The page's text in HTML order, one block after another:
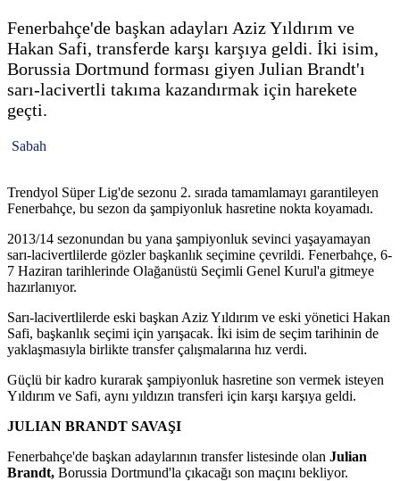
Fenerbahçe'de başkan adayları Aziz Yıldırım ve
Hakan Safi, transferde karşı karşıya geldi. İki isim,
Borussia Dortmund forması giyen Julian Brandt'ı
sarı-lacivertli takıma kazandırmak için harekete
geçti.
Sabah
Trendyol Süper Lig'de sezonu 2. sırada tamamlamayı garantileyen
Fenerbahçe, bu sezon da şampiyonluk hasretine nokta koyamadı.
2013/14 sezonundan bu yana şampiyonluk sevinci yaşayamayan
sarı-lacivertlilerde gözler başkanlık seçimine çevrildi. Fenerbahçe, 6-
7 Haziran tarihlerinde Olağanüstü Seçimli Genel Kurul'a gitmeye
hazırlanıyor.
Sarı-lacivertlilerde eski başkan Aziz Yıldırım ve eski yönetici Hakan
Safi, başkanlık seçimi için yarışacak. İki isim de seçim tarihinin de
yaklaşmasıyla birlikte transfer çalışmalarına hız verdi.
Güçlü bir kadro kurarak şampiyonluk hasretine son vermek isteyen
Yıldırım ve Safi, aynı yıldızın transferi için karşı karşıya geldi.
JULIAN BRANDT SAVAŞI
Fenerbahçe'de başkan adaylarının transfer listesinde olan Julian
Brandt, Borussia Dortmund'la çıkacağı son maçını bekliyor.